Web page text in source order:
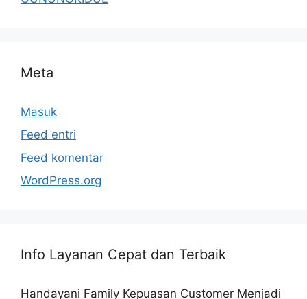
Meta
Masuk
Feed entri
Feed komentar
WordPress.org
Info Layanan Cepat dan Terbaik
Handayani Family Kepuasan Customer Menjadi